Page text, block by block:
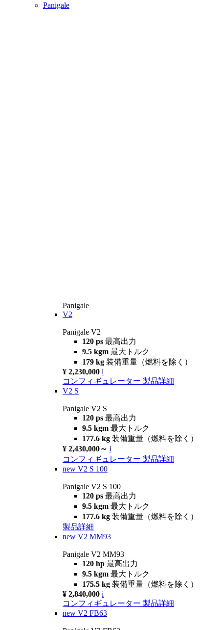
Panigale
Panigale
V2
Panigale V2
120 ps 最高出力
9.5 kgm 最大トルク
179 kg 装備重量（燃料を除く）
¥ 2,230,000 i
コンフィギュレーター 製品詳細
V2 S
Panigale V2 S
120 ps 最高出力
9.5 kgm 最大トルク
177.6 kg 装備重量（燃料を除く）
¥ 2,430,000～ i
コンフィギュレーター 製品詳細
new V2 S 100
Panigale V2 S 100
120 ps 最高出力
9.5 kgm 最大トルク
177.6 kg 装備重量（燃料を除く）
製品詳細
new V2 MM93
Panigale V2 MM93
120 hp 最高出力
9.5 kgm 最大トルク
175.5 kg 装備重量（燃料を除く）
¥ 2,840,000 i
コンフィギュレーター 製品詳細
new V2 FB63